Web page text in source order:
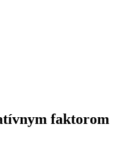
faktorom